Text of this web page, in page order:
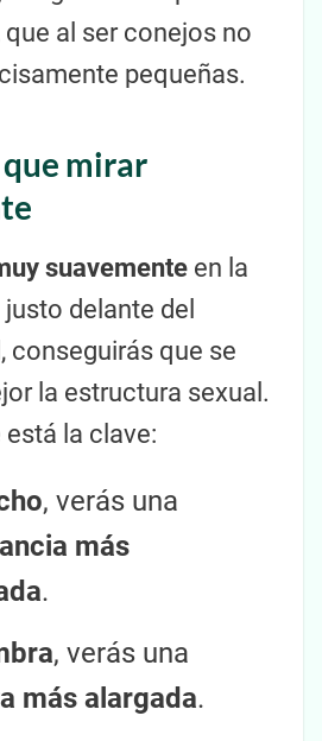
al ser conejos no
pequeñas.
mirar
suavemente en la
delante del
conseguirás que se
la estructura sexual.
la clave:
, verás una
más
.
, verás una
más alargada.